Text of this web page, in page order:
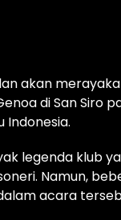
akan
di San Siro
Indonesia.
legenda klub
Namun,
acara